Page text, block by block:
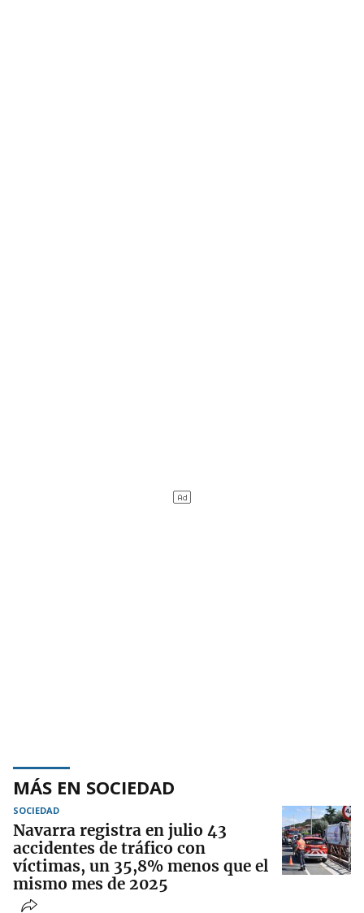
MÁS EN SOCIEDAD
SOCIEDAD
Navarra registra en julio 43
accidentes de tráfico con
víctimas, un 35,8% menos que el
mismo mes de 2025